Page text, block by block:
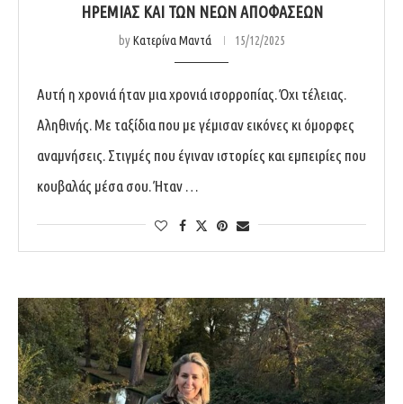
ΗΡΕΜΊΑΣ ΚΑΙ ΤΩΝ ΝΈΩΝ ΑΠΟΦΆΣΕΩΝ
byΚατερίνα Μαντά 15/12/2025
Αυτή η χρονιά ήταν μια χρονιά ισορροπίας. Όχι τέλειας.
Αληθινής. Με ταξίδια που με γέμισαν εικόνες κι όμορφες
αναμνήσεις. Στιγμές που έγιναν ιστορίες και εμπειρίες που
κουβαλάς μέσα σου. Ήταν …